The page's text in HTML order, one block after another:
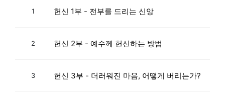
1 헌신 1부 - 전부를 드리는 신앙
2 헌신 2부 - 예수께 헌신하는 방법
3 헌신 3부 - 더러워진 마음, 어떻게 버리는가?